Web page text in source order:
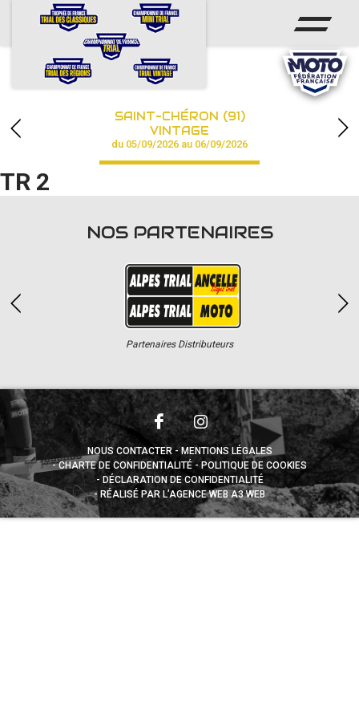
ACCUEIL
CALENDRIER
CHAMPIONNAT
RÉSULTATS
PHOTOS / VIDÉOS
PARTENAIRES
SAINT-CHÉRON (91)
VINTAGE
du 05/09/2026 au 06/09/2026
TR 2
NOS PARTENAIRES
Partenaires Distributeurs
NOUS CONTACTER
MENTIONS LÉGALES
CHARTE DE CONFIDENTIALITÉ
POLITIQUE DE COOKIES
DÉCLARATION DE CONFIDENTIALITÉ
RÉALISÉ PAR L’AGENCE WEB A3 WEB